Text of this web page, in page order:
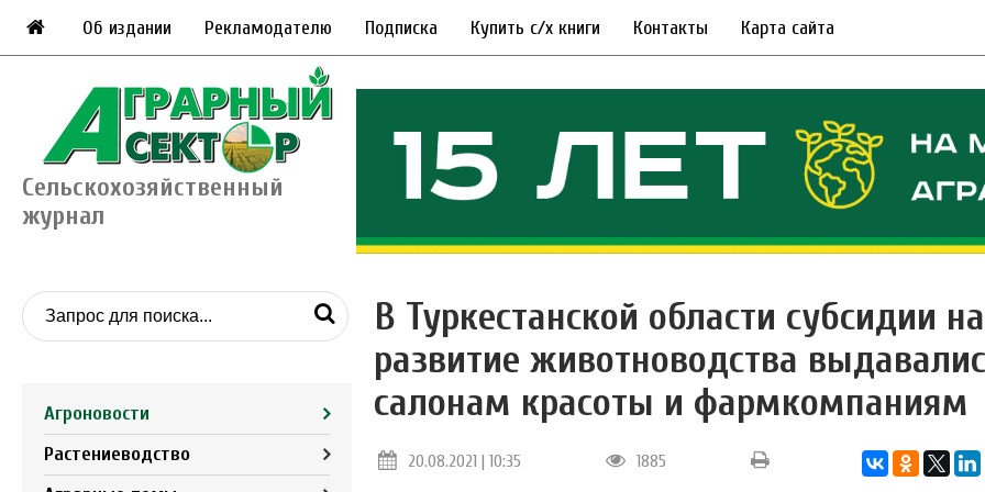
Об издании Рекламодателю Подписка Купить с/х книги Контакты Карта сайта
Сельскохозяйственный
журнал
Агроновости
Растениеводство
В Туркестанской области субсидии на
развитие животноводства
салонам красоты и фармкомпаниям
20.08.2021 | 10:35 1885